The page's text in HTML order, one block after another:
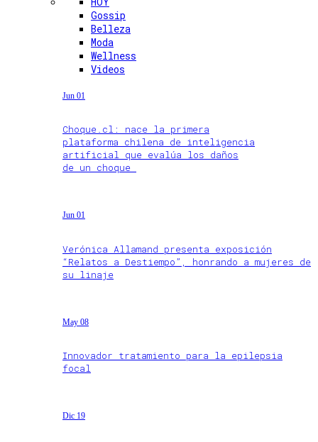
Gossip
Belleza
Moda
Wellness
Videos
Jun 01
Choque.cl: nace la primera
plataforma chilena de inteligencia
artificial que evalúa los daños
de un choque
Jun 01
Verónica Allamand presenta exposición
“Relatos a Destiempo”, honrando a mujeres de
su linaje
May 08
Innovador tratamiento para la epilepsia
focal
Dic 19